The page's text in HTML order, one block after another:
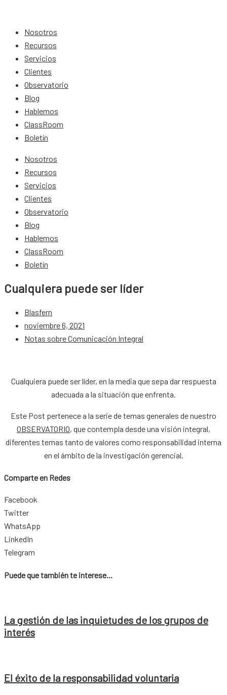
Nosotros
Recursos
Servicios
Clientes
Observatorio
Blog
Hablemos
ClassRoom
Boletín
Nosotros
Recursos
Servicios
Clientes
Observatorio
Blog
Hablemos
ClassRoom
Boletín
Cualquiera puede ser líder
Blasfern
noviembre 6, 2021
Notas sobre Comunicación Integral
Cualquiera puede ser líder, en la media que sepa dar respuesta
adecuada a la situación que enfrenta.
Este Post pertenece a la serie de temas generales de nuestro
OBSERVATORIO, que contempla desde una visión integral,
diferentes temas tanto de valores como responsabilidad interna
en el ámbito de la investigación gerencial.
Comparte en Redes
Facebook
Twitter
WhatsApp
LinkedIn
Telegram
Puede que también te interese...
La gestión de las inquietudes de los grupos de
interés
El éxito de la responsabilidad voluntaria